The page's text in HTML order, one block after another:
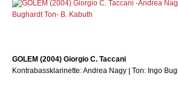
GOLEM (2004) Giorgio C. Taccani
Kontrabassklarinette: Andrea Nagy | Ton: Ingo